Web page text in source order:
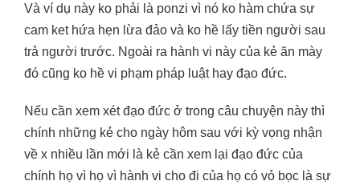
Và ví dụ này ko phải là ponzi vì nó ko hàm chứa sự
cam ket hứa hẹn lừa đảo và ko hề lấy tiền người sau
trả người trước. Ngoài ra hành vi này của kẻ ăn mày
đó cũng ko hề vi phạm pháp luật hay đạo đức.
Nếu cần xem xét đạo đức ở trong câu chuyện này thì
chính những kẻ cho ngày hôm sau với kỳ vọng nhận
về x nhiều lần mới là kẻ cần xem lại đạo đức của
chính họ vì họ vì hành vi cho đi của họ có vỏ bọc là sự